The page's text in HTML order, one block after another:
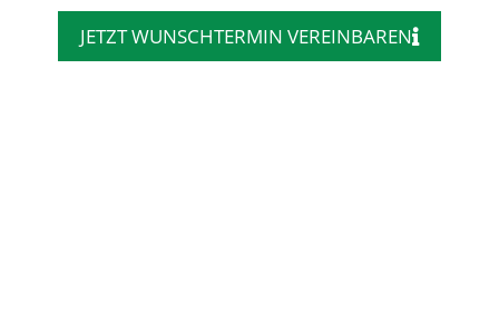
JETZT WUNSCHTERMIN VEREINBAREN